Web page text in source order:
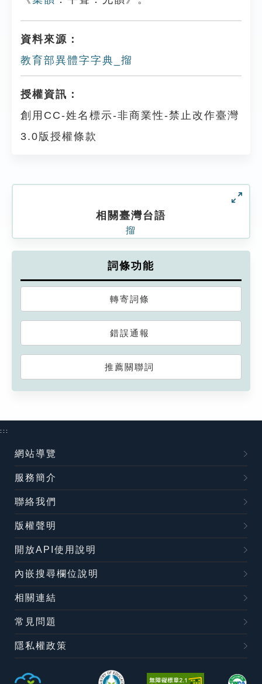
資料來源：
教育部異體字字典_㨨
授權資訊：
創用CC-姓名標示-非商業性-禁止改作臺灣
3.0版授權條款
相關臺灣台語
㨨
詞條功能
轉寄詞條
錯誤通報
推薦關聯詞
:::
網站導覽
服務簡介
聯絡我們
版權聲明
開放API使用說明
內嵌搜尋欄位說明
相關連結
常見問題
隱私權政策